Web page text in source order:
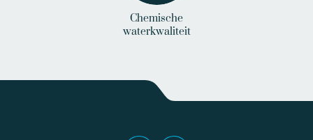
Chemische
waterkwaliteit